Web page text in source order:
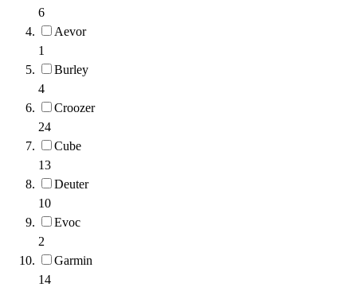
6
Aevor
1
Burley
4
Croozer
24
Cube
13
Deuter
10
Evoc
2
Garmin
14